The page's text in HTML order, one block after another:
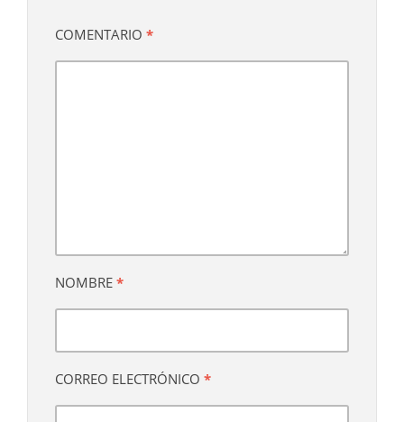
COMENTARIO *
NOMBRE *
CORREO ELECTRÓNICO *